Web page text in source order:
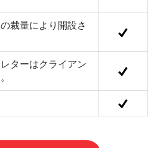
裁量により開設さ
ターはクライアン